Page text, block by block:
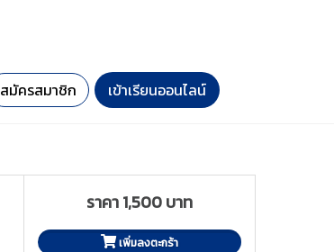
สมัครสมาชิก เข้าเรียนออนไลน์
ราคา 1,500 บาท
เพิ่มลงตะกร้า